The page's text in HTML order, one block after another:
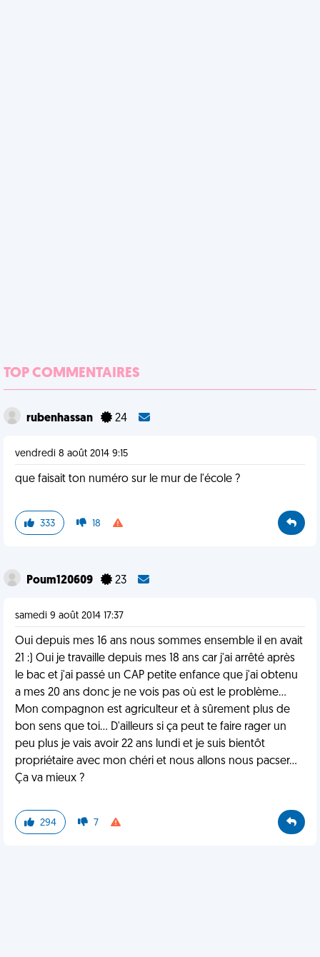
TOP COMMENTAIRES
rubenhassan 24
vendredi 8 août 2014 9:15
que faisait ton numéro sur le mur de l'école ?
333 18
Poum120609 23
samedi 9 août 2014 17:37
Oui depuis mes 16 ans nous sommes ensemble il en avait
21 :) Oui je travaille depuis mes 18 ans car j'ai arrêté après
le bac et j'ai passé un CAP petite enfance que j'ai obtenu
a mes 20 ans donc je ne vois pas où est le problème...
Mon compagnon est agriculteur et à sûrement plus de
bon sens que toi... D'ailleurs si ça peut te faire rager un
peu plus je vais avoir 22 ans lundi et je suis bientôt
propriétaire avec mon chéri et nous allons nous pacser...
Ça va mieux ?
294 7